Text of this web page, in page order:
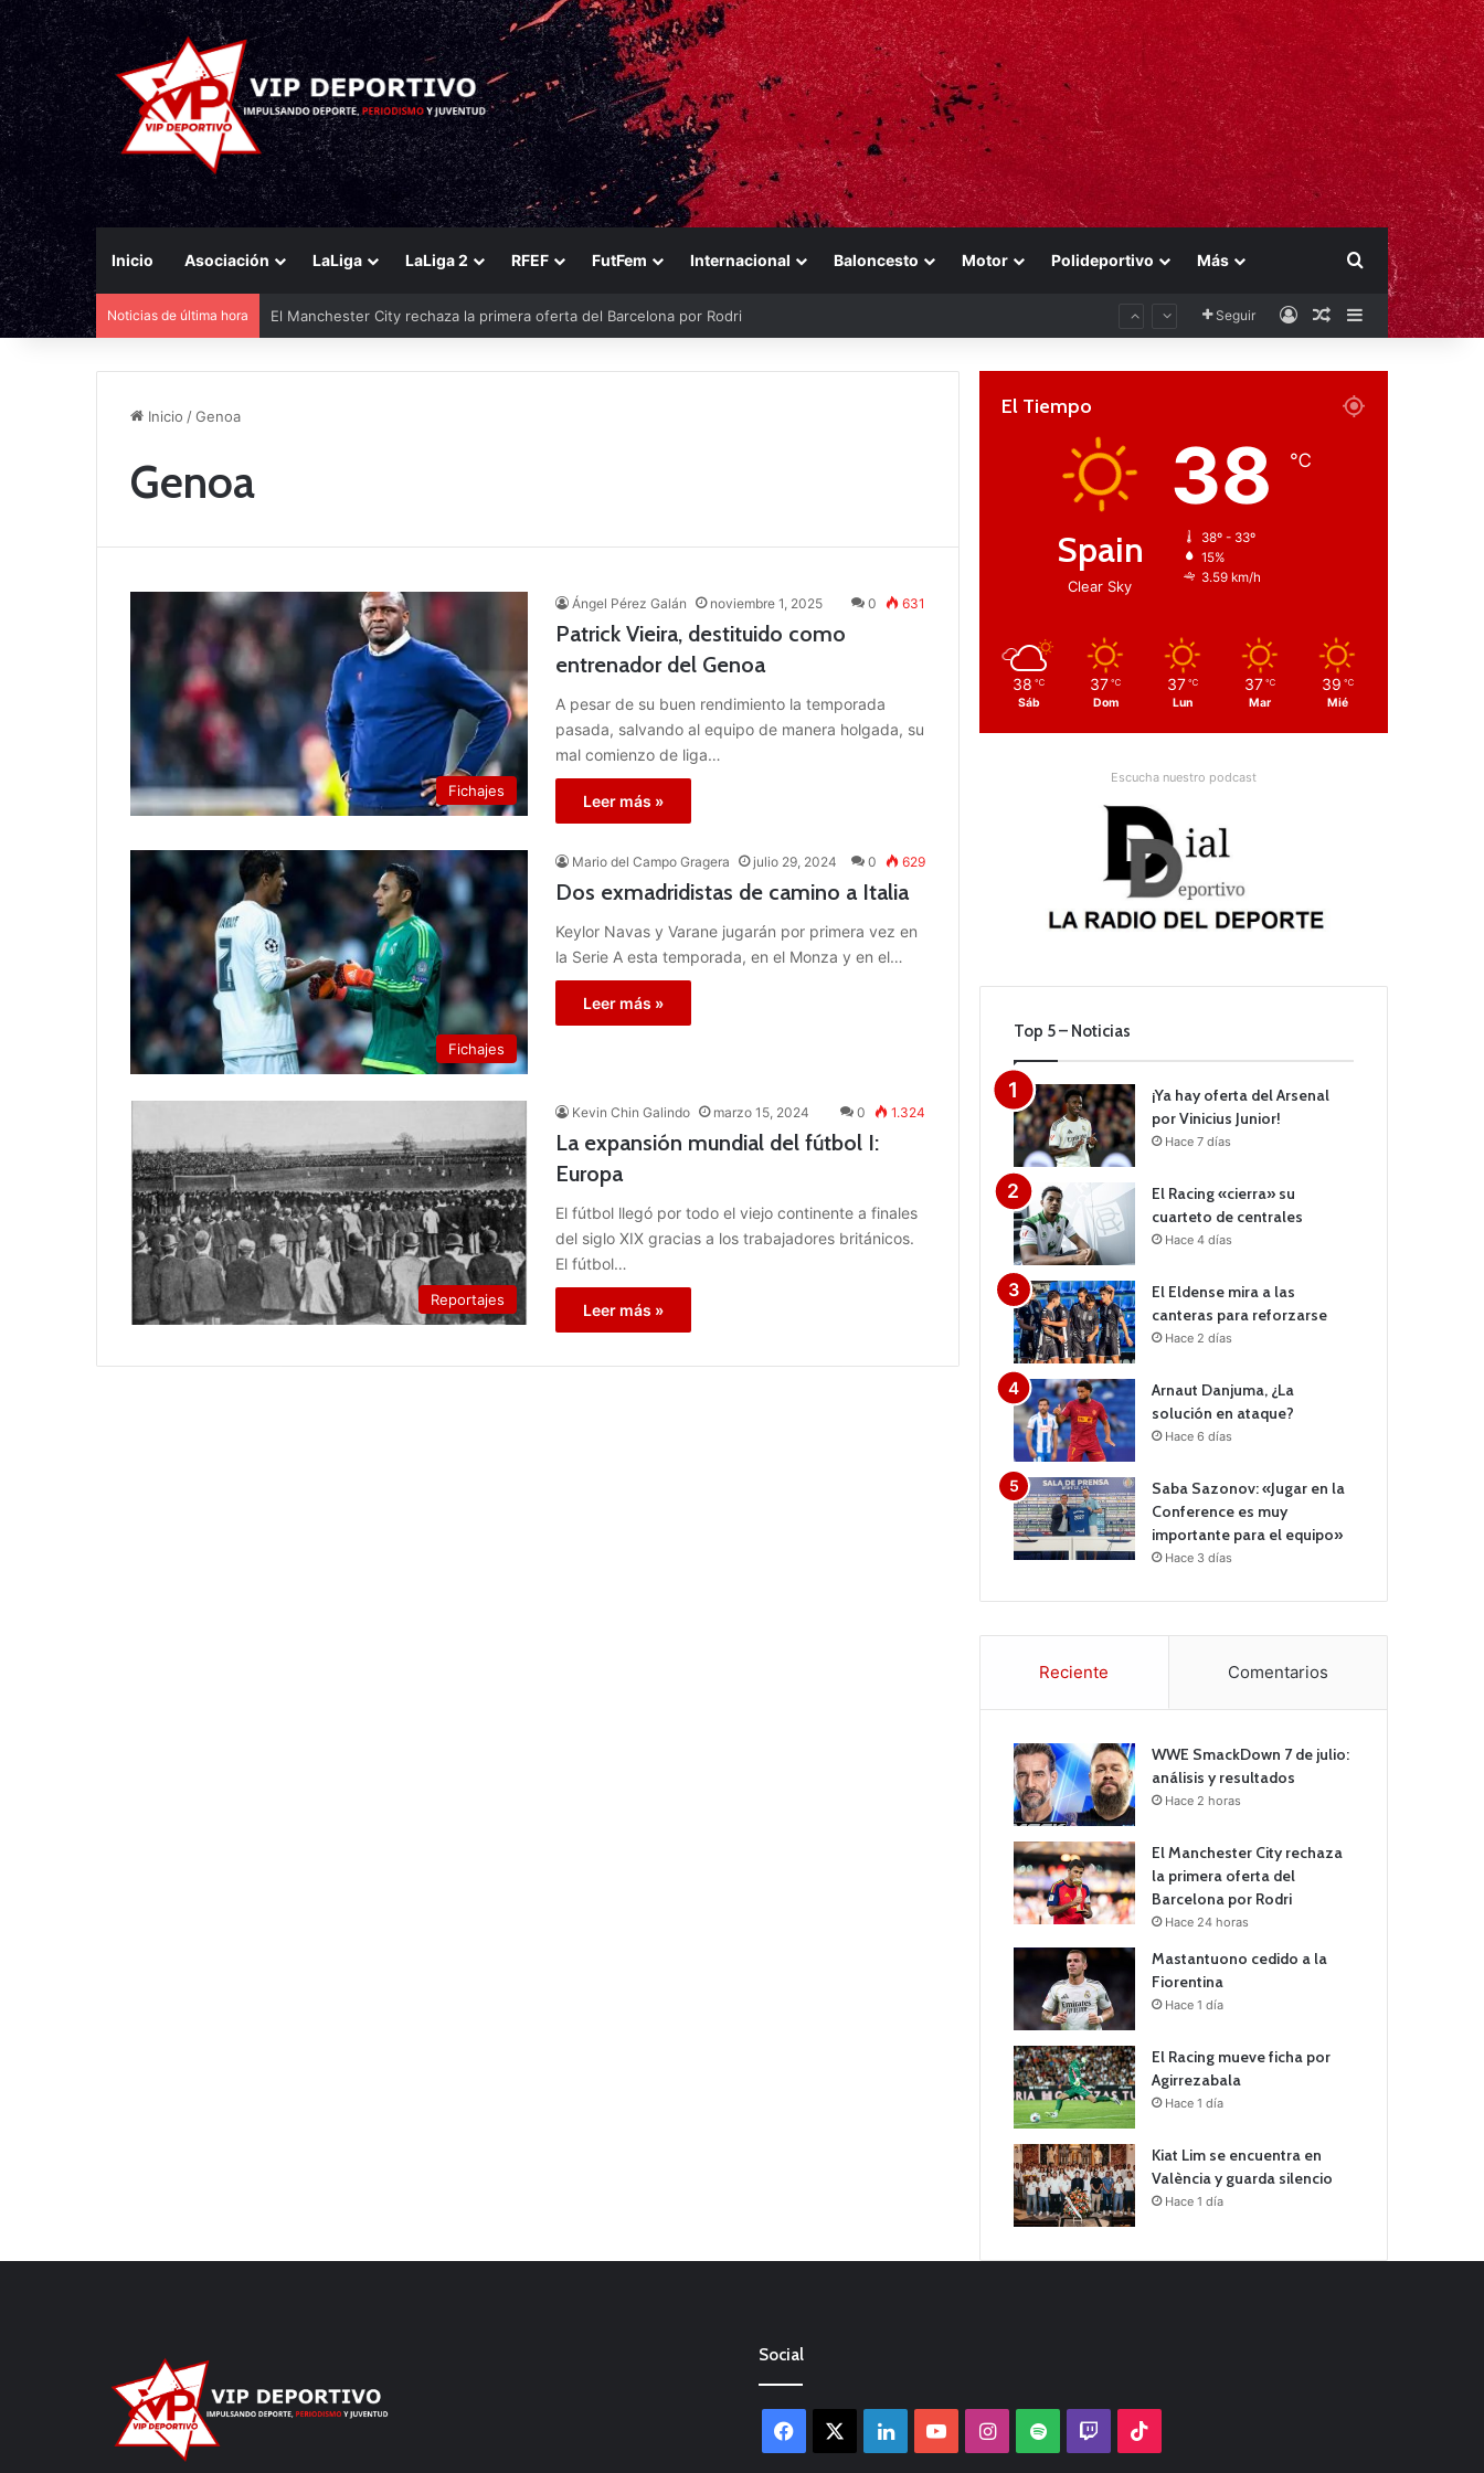
Inicio Asociación LaLiga LaLiga 2 RFEF FutFem Internacional Baloncesto Motor Polideportivo Más Buscar por
Noticias de última hora El Manchester City rechaza la primera oferta del Barcelona por Rodri Seguir AccesoPublicación al
Barra lateral
Inicio /Genoa
Genoa
Fichajes
Ángel Pérez Galán noviembre 1, 2025 0 631
Patrick Vieira, destituido como
entrenador del Genoa
A pesar de su buen rendimiento la temporada
pasada, salvando al equipo de manera holgada, su
mal comienzo de liga…
Leer más »
Fichajes
Mario del Campo Gragera julio 29, 2024 0 629
Dos exmadridistas de camino a Italia
Keylor Navas y Varane jugarán por primera vez en
la Serie A esta temporada, en el Monza y en el…
Leer más »
Reportajes
Kevin Chin Galindo marzo 15, 2024 0 1.324
La expansión mundial del fútbol I:
Europa
El fútbol llegó por todo el viejo continente a finales
del siglo XIX gracias a los trabajadores británicos.
El fútbol…
Leer más »
El Tiempo
Spain
Clear Sky
38 ℃
38º - 33º
15%
3.59 km/h
38 ℃
Sáb
37 ℃
Dom
37 ℃
Lun
37 ℃
Mar
39 ℃
Mié
Escucha nuestro podcast
Top 5 – Noticias
¡Ya hay oferta del Arsenal
por Vinicius Junior!
Hace 7 días
El Racing «cierra» su
cuarteto de centrales
Hace 4 días
El Eldense mira a las
canteras para reforzarse
Hace 2 días
Arnaut Danjuma, ¿La
solución en ataque?
Hace 6 días
Saba Sazonov: «Jugar en la
Conference es muy
importante para el equipo»
Hace 3 días
Reciente Comentarios
WWE SmackDown 7 de julio:
análisis y resultados
Hace 2 horas
El Manchester City rechaza
la primera oferta del
Barcelona por Rodri
Hace 24 horas
Mastantuono cedido a la
Fiorentina
Hace 1 día
El Racing mueve ficha por
Agirrezabala
Hace 1 día
Kiat Lim se encuentra en
València y guarda silencio
Hace 1 día
Social
Facebook LinkedInYouTubeInstagram
Spotify Twitch